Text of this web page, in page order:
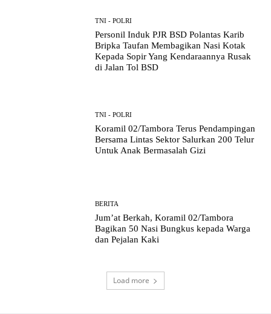
TNI - POLRI
Personil Induk PJR BSD Polantas Karib
Bripka Taufan Membagikan Nasi Kotak
Kepada Sopir Yang Kendaraannya Rusak
di Jalan Tol BSD
TNI - POLRI
Koramil 02/Tambora Terus Pendampingan
Bersama Lintas Sektor Salurkan 200 Telur
Untuk Anak Bermasalah Gizi
BERITA
Jum’at Berkah, Koramil 02/Tambora
Bagikan 50 Nasi Bungkus kepada Warga
dan Pejalan Kaki
Load more